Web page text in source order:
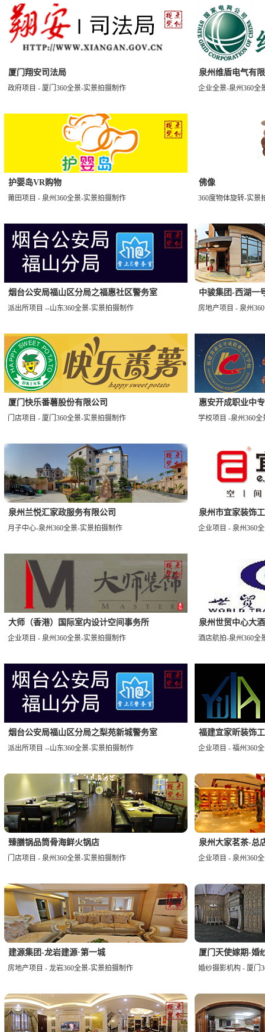
厦门翔安司法局
政府项目 - 厦门360全景-实景拍摄制作
泉州维盾电气有
企业全景-泉州360全
护婴岛VR购物
莆田项目 - 泉州360全景-实景拍摄制作
佛像
360度物体旋转-实景
烟台公安局福山区分局之福惠社区警务室
派出所项目 --山东360全景-实景拍摄制作
中骏集团-西湖一
房地产项目 - 泉州
厦门快乐番薯股份有限公司
门店项目 - 厦门360全景-实景拍摄制作
惠安开成职业中
学校项目 -泉州360
泉州兰悦汇家政服务有限公司
月子中心-泉州360全景-实景拍摄制作
泉州市宜家装饰
企业项目 - 泉州360
大师（香港）国际室内设计空间事务所
企业项目 - 泉州360全景-实景拍摄制作
泉州世贸中心大
酒店航拍-泉州360全
烟台公安局福山区分局之梨苑新城警务室
派出所项目 --山东360全景-实景拍摄制作
福建宜家昕装饰
企业项目 - 福州360
臻膳锅品筒骨海鲜火锅店
门店项目 - 泉州360全景-实景拍摄制作
泉州大家茗茶-总
企业项目 - 泉州360
建源集团-龙岩建源·第一城
房地产项目 - 龙岩360全景-实景拍摄制作
厦门天使嫁期-婚
婚纱摄影机构 - 厦门